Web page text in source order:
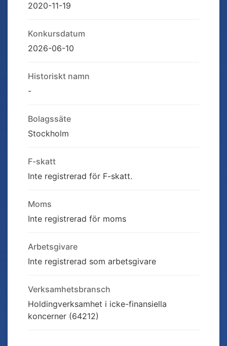
2020-11-19
Konkursdatum
2026-06-10
Historiskt namn
-
Bolagssäte
Stockholm
F-skatt
Inte registrerad för F-skatt.
Moms
Inte registrerad för moms
Arbetsgivare
Inte registrerad som arbetsgivare
Verksamhetsbransch
Holdingverksamhet i icke-finansiella
koncerner (64212)